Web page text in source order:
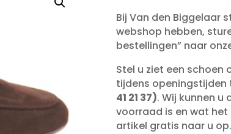
Bij Van den Biggelaar
webshop hebben,
bestellingen” naar
Stel u ziet een schoen
tijdens
41 21 37). Wij kunnen
voorraad is en wat
artikel gratis naar u op.